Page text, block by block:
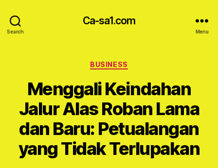
Search
Ca-sa1.com
Menu
Categories
BUSINESS
Menggali Keindahan
Jalur Alas Roban Lama
dan Baru: Petualangan
yang Tidak Terlupakan